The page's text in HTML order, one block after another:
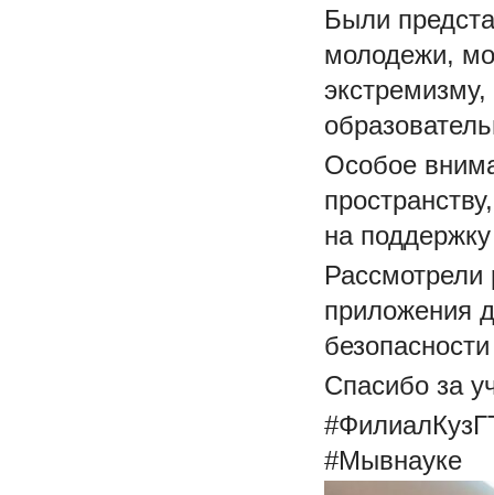
Были
молодежи,
Особое
на
приложения
Спасибо за
#Мывнауке